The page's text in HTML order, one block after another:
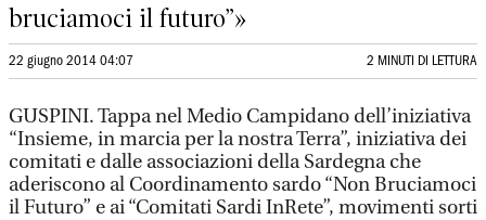
bruciamoci il futuro”»
22 giugno 2014 04:07 2 MINUTI DI LETTURA
GUSPINI. Tappa nel Medio Campidano dell’iniziativa
“Insieme, in marcia per la nostra Terra”, iniziativa dei
comitati e dalle associazioni della Sardegna che
aderiscono al Coordinamento sardo “Non Bruciamoci
il Futuro” e ai “Comitati Sardi InRete”, movimenti sorti